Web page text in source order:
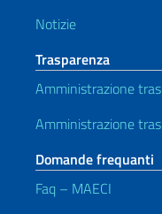
Notizie
Trasparenza
Amministrazione
Amministrazione
Domande frequanti
Faq – MAECI